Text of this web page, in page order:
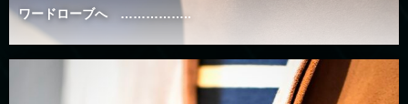
ワードローブへ ……………..